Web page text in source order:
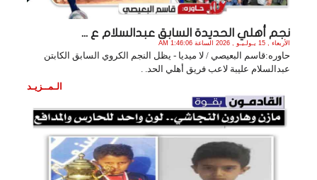
نجم أهلي الحديدة السابق عبدالسلام ع ...
الأربعاء , 15 يـولـيـو , 2026 الساعة 1:46:06 AM
حاوره:قاسم البعيصي / لا ميديا - يظل النجم الكروي السابق الكابتن
عبدالسلام عليبة لاعب فريق أهلي الحد. .
الـمــزيـد